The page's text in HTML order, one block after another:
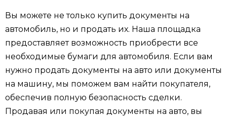
Вы можете не только купить документы на
автомобиль, но и продать их. Наша площадка
предоставляет возможность приобрести все
необходимые бумаги для автомобиля. Если вам
нужно продать документы на авто или документы
на машину, мы поможем вам найти покупателя,
обеспечив полную безопасность сделки.
Продавая или покупая документы на авто, вы